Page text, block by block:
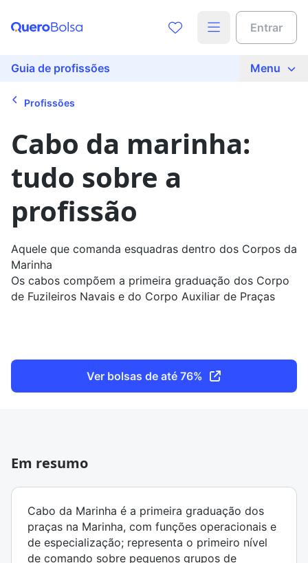
Entrar
Guia de profissões Menu
Profissões
Cabo da marinha:
tudo sobre a
profissão
Aquele que comanda esquadras dentro dos Corpos da
Marinha
Os cabos compõem a primeira graduação dos Corpo
de Fuzileiros Navais e do Corpo Auxiliar de Praças
Ver bolsas de até 76%
Em resumo
Cabo da Marinha é a primeira graduação dos
praças na Marinha, com funções operacionais e
de especialização; representa o primeiro nível
de comando sobre pequenos grupos de
Acesse o conteúdo completo
Preencha seus dados para liberar o acesso
Telefone
privacidade